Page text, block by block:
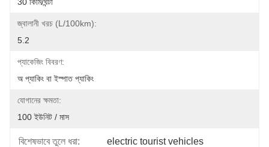
জ্বালানী খরচ (L/100km):
5.2
প্যাকেজিং বিবরণ:
অ প্যাকিং বা ইস্পাত প্যাকিং
যোগানের ক্ষমতা:
100 ইউনিট / মাস
বিশেষভাবে তুলে ধরা: electric tourist vehicles